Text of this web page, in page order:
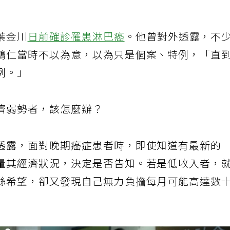
金川日前確診罹患淋巴癌
。他曾對外透露，不
仁當時不以為意，以為只是個案、特例，「直
」
勢者，該怎麼辦？
，面對晚期癌症患者時，即使知道有最新的
其經濟狀況，決定是否告知。若是低收入者，
希望，卻又發現自己無力負擔每月可能高達數